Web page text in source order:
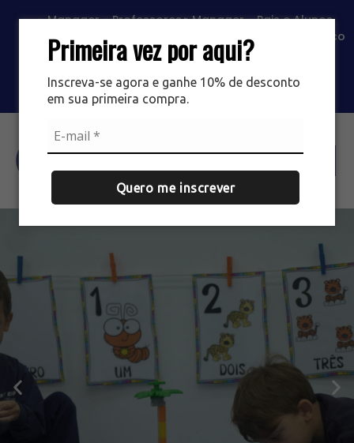
Primeira vez por aqui?
Inscreva-se agora e ganhe 10% de desconto
em sua primeira compra.
Quero me inscrever
Manager - Professores
Manager - Pais e Alunos
Portal SAS
Classroom
Trabalhe Conosco
Loja EIPG
Loja Mário Simões